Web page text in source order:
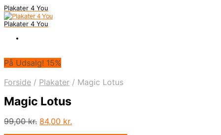
Plakater 4 You
Plakater 4 You
På Udsalg! 15%
Forside / Plakater / Magic Lotus
Magic Lotus
99,00kr. Den
84,00 kr.